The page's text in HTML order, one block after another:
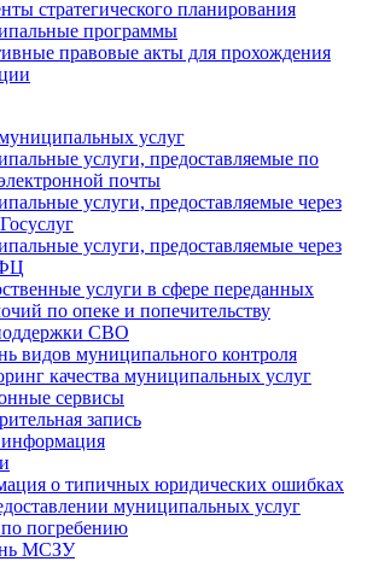
стратегического планирования
программы
правовые акты для прохождения
услуг
услуги, предоставляемые по
почты
услуги, предоставляемые через
услуги, предоставляемые через
услуги в сфере переданных
по опеке и попечительству
СВО
видов муниципального контроля
качества муниципальных услуг
сервисы
запись
о типичных юридических ошибках
муниципальных услуг
погребению
МСЗУ